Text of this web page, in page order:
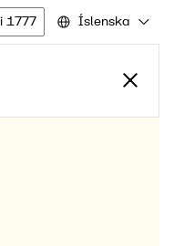
1777 Íslenska